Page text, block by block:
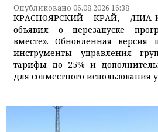
Опубликовано 06.08.2026 16:38
КРАСНОЯРСКИЙ КРАЙ, /НИА-
объявил о перезапуске
вместе». Обновленная версия
инструменты управления
тарифы до 25% и
для совместного использования